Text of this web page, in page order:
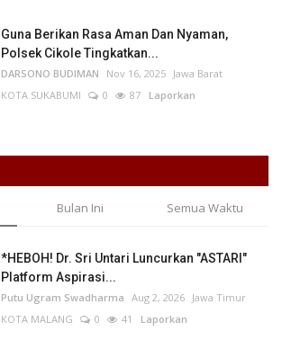
Guna Berikan Rasa Aman Dan Nyaman,
Polsek Cikole Tingkatkan...
DARSONO BUDIMAN Nov 16, 2025 Jawa Barat
KOTA SUKABUMI
0 87 Laporkan
Bulan Ini Semua Waktu
*HEBOH! Dr. Sri Untari Luncurkan "ASTARI"
Platform Aspirasi...
Putu Ugram Swadharma Aug 2, 2026 Jawa Timur
KOTA MALANG
0 41 Laporkan